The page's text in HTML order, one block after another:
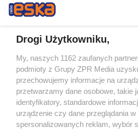
Żaden utwór zamieszczony w serwisie nie
rozpowszechniany lub dalej
tym także elektroniczny lub mechaniczny)
eksploatacji w jakiejkolwiek formie, włącznie
Internecie bez pisemnej zgody właściciela
wykorzystanie utworów w całości lub w
tzn. bez właściwej zgody, jest zabronione
ścigane prawnie.
Drogi Użytkowniku,
My, naszych 1162 zaufanych
podmioty z Grupy ZPR Media
przechowujemy informacje na
przetwarzamy dane osobowe, takie
identyfikatory, standardowe
urządzenie czy dane przeglądania
spersonalizowanych reklam, wybór